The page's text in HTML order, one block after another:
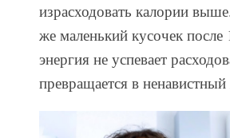
израсходовать калории
же маленький кусочек
энергия не успевает
превращается в